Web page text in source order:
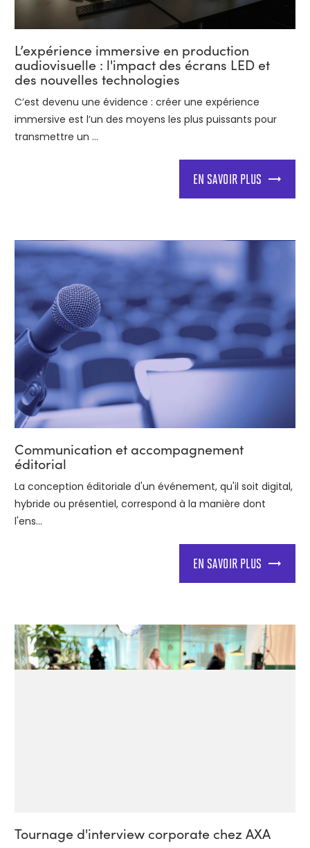
L’expérience immersive en production
audiovisuelle : l'impact des écrans LED et
des nouvelles technologies
C’est devenu une évidence : créer une expérience
immersive est l’un des moyens les plus puissants pour
transmettre un ...
EN SAVOIR PLUS
Communication et accompagnement
éditorial
La conception éditoriale d'un événement, qu'il soit digital,
hybride ou présentiel, correspond à la manière dont
l'ens...
EN SAVOIR PLUS
Tournage d'interview corporate chez AXA